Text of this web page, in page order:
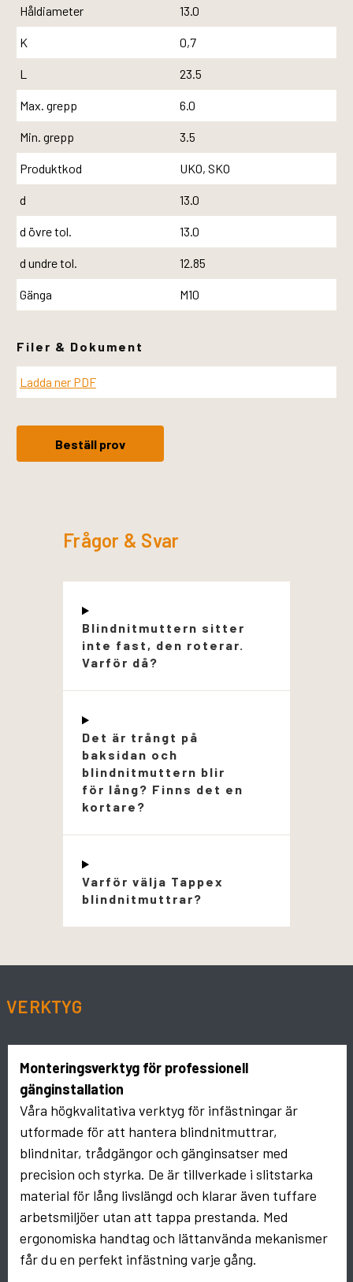
Håldiameter 13.0
K 0,7
L 23.5
Max. grepp 6.0
Min. grepp 3.5
Produktkod UKO, SKO
d 13.0
d övre tol. 13.0
d undre tol. 12.85
Gänga M10
Filer & Dokument
Ladda ner PDF
Beställ prov
Frågor & Svar
Blindnitmuttern sitter
inte fast, den roterar.
Varför då?
Det är trångt på
baksidan och
blindnitmuttern blir
för lång? Finns det en
kortare?
Varför välja Tappex
blindnitmuttrar?
VERKTYG
Monteringsverktyg för professionell
gänginstallation
Våra högkvalitativa verktyg för infästningar är
utformade för att hantera blindnitmuttrar,
blindnitar, trådgängor och gänginsatser med
precision och styrka. De är tillverkade i slitstarka
material för lång livslängd och klarar även tuffare
arbetsmiljöer utan att tappa prestanda. Med
ergonomiska handtag och lättanvända mekanismer
får du en perfekt infästning varje gång.